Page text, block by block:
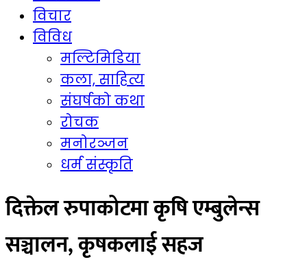
विचार
विविध
मल्टिमिडिया
कला, साहित्य
संघर्षको कथा
रोचक
मनोरञ्जन
धर्म संस्कृति
दिक्तेल रुपाकोटमा कृषि एम्बुलेन्स
सञ्चालन, कृषकलाई सहज